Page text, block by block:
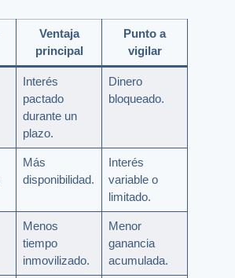
Ventaja
principal
Punto a
vigilar
Interés
pactado
durante un
plazo.
Dinero
bloqueado.
Más
disponibilidad.
Interés
variable o
limitado.
Menos
tiempo
inmovilizado.
Menor
ganancia
acumulada.